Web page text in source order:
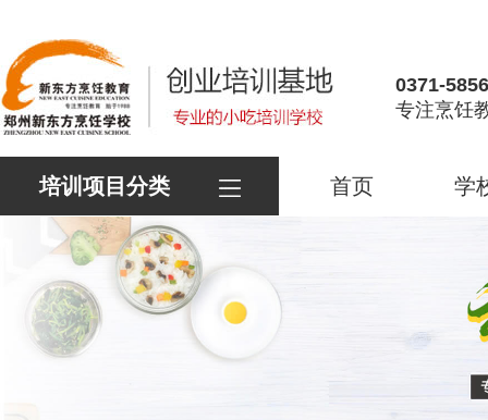
0371-
专注烹饪
培训项目分类 首页 学